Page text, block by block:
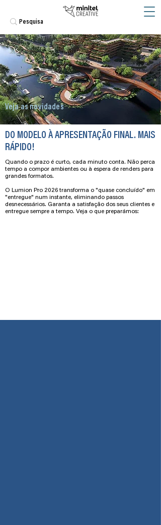
Veja as novidades
DO MODELO À APRESENTAÇÃO FINAL. MAIS
RÁPIDO!
Quando o prazo é curto, cada minuto conta. Não perca
tempo a compor ambientes ou à espera de renders para
grandes formatos.
O Lumion Pro 2026 transforma o "quase concluído" em
"entregue" num instante, eliminando passos
desnecessários. Garanta a satisfação dos seus clientes e
entregue sempre a tempo. Veja o que preparámos: